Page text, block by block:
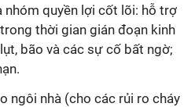
nhóm quyền lợi cốt lõi: hỗ trợ
thời gian gián đoạn kinh
bão và các sự cố bất ngờ;
ngôi nhà (cho các rủi ro cháy